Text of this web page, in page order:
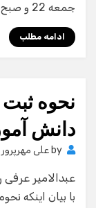
جمعه 22 و صبح شنبه 23 خردادماه 1394 می باشد.…
ادامه مطلب
نحوه
دانش
by علی مهرپرور
عبدالامیر
با بیان اینکه